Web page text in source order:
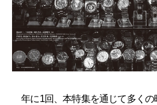
年に1回、本特集を通じて多くの